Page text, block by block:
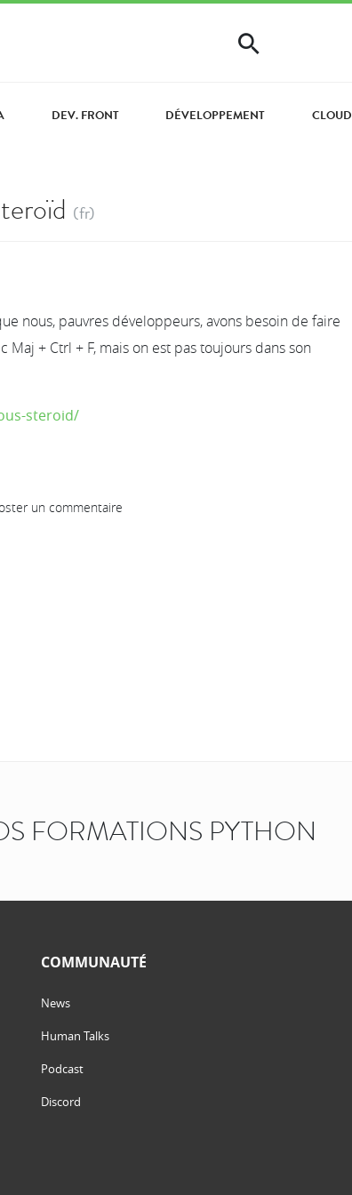
DEV. FRONT DÉVELOPPEMENT CLOUD
(fr)
nous, pauvres développeurs, avons besoin de faire
+ Ctrl + F, mais on est pas toujours dans son
steroid/
un commentaire
FORMATIONS PYTHON
COMMUNAUTÉ
News
Human Talks
Podcast
Discord